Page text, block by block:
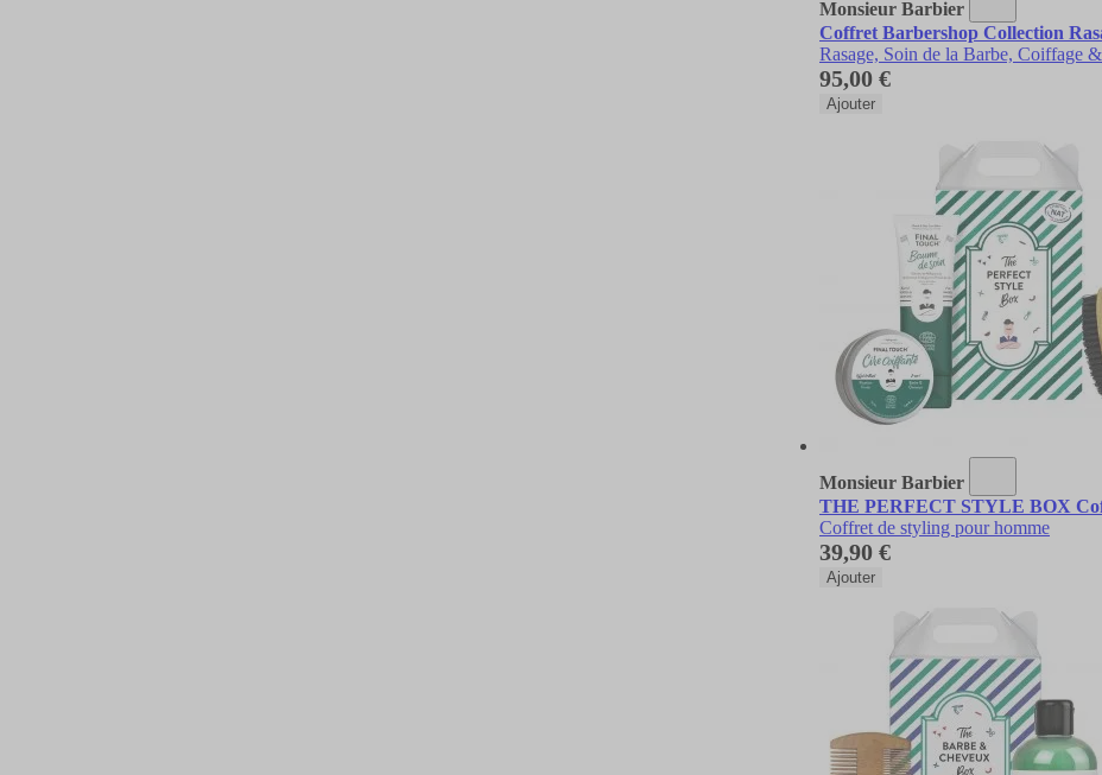
Monsieur Barbier
Coffret Barbershop Collection
Rasage, Soin de la Barbe, Coiffage
95,00 €
Ajouter
Monsieur Barbier
THE PERFECT STYLE BOX
Coffret de styling pour homme
39,90 €
Ajouter